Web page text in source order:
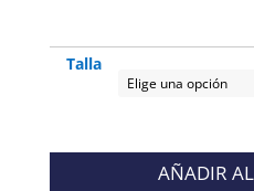
Talla
AÑADIR